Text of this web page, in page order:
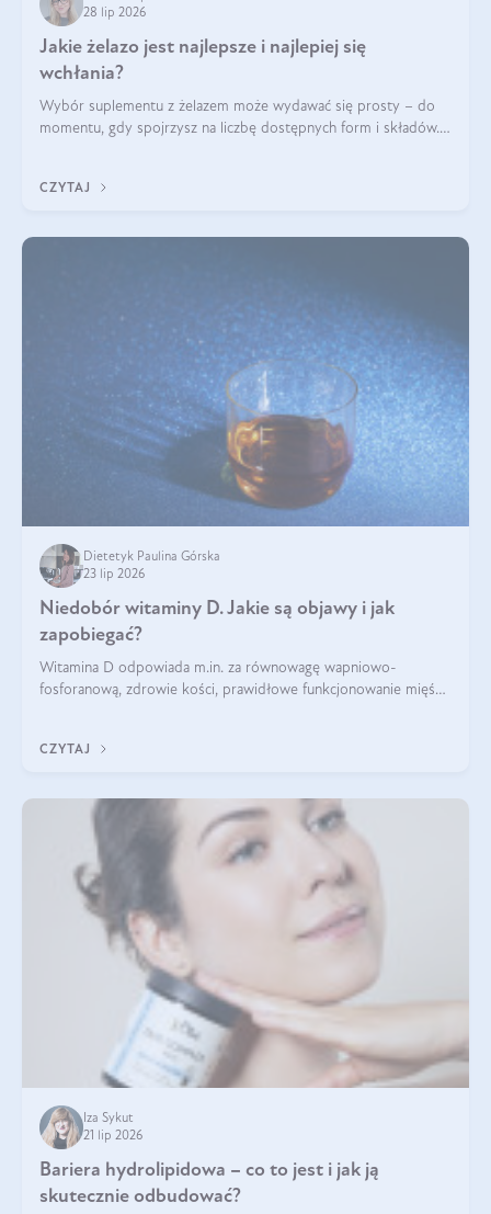
28 lip 2026
Jakie żelazo jest najlepsze i najlepiej się
wchłania?
Wybór suplementu z żelazem może wydawać się prosty – do
momentu, gdy spojrzysz na liczbę dostępnych form i składów.
zawierać suplement?
CZYTAJ
Dietetyk Paulina Górska
23 lip 2026
Niedobór witaminy D. Jakie są objawy i jak
zapobiegać?
Witamina D odpowiada m.in. za równowagę wapniowo-
fosforanową, zdrowie kości, prawidłowe funkcjonowanie mięśni
problemem.
CZYTAJ
Iza Sykut
21 lip 2026
Bariera hydrolipidowa – co to jest i jak ją
skutecznie odbudować?